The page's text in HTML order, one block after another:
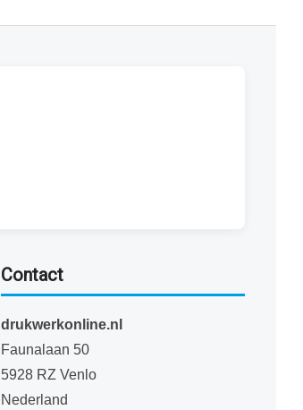
Contact
drukwerkonline.nl
Faunalaan 50
5928 RZ Venlo
Nederland